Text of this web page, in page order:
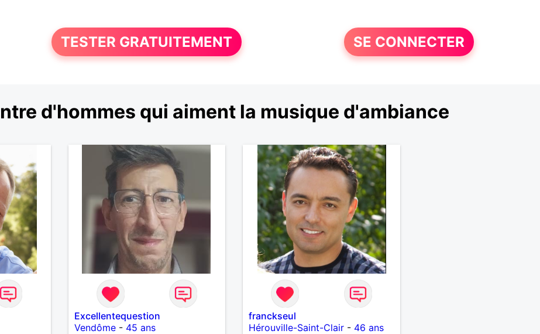
TESTER GRATUITEMENT SE CONNECTER
d'hommes qui aiment la musique d'ambiance
Excellentequestion
Vendôme- 45 ans
franckseul
Hérouville-Saint-Clair - 46 ans